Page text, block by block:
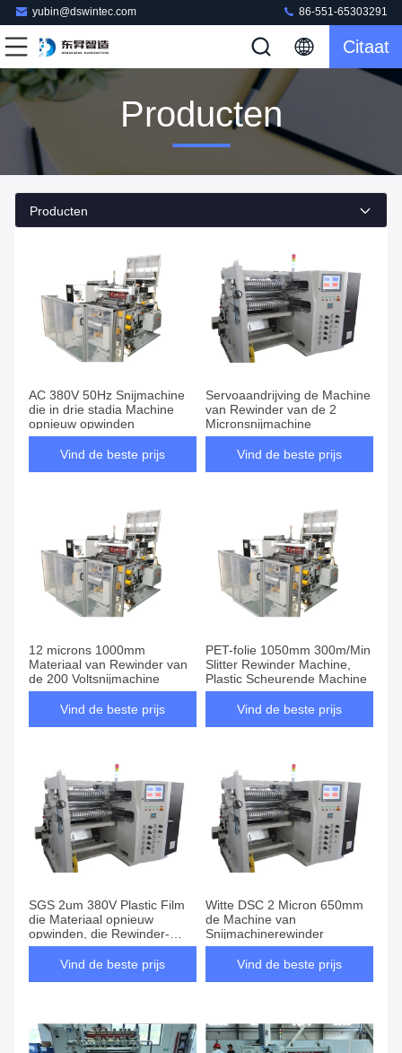
yubin@dswintec.com 86-551-65303291
Citaat
Producten
Producten
AC 380V 50Hz Snijmachine
die in drie stadia Machine
opnieuw opwinden
Vind de beste prijs
Servoaandrijving de Machine
van Rewinder van de 2
Micronsnijmachine
Vind de beste prijs
12 microns 1000mm
Materiaal van Rewinder van
de 200 Voltsnijmachine
Vind de beste prijs
PET-folie 1050mm 300m/Min
Slitter Rewinder Machine,
Plastic Scheurende Machine
Vind de beste prijs
SGS 2um 380V Plastic Film
die Materiaal opnieuw
opwinden, die Rewinder-
Machine scheuren
Vind de beste prijs
Witte DSC 2 Micron 650mm
de Machine van
Snijmachinerewinder
Vind de beste prijs